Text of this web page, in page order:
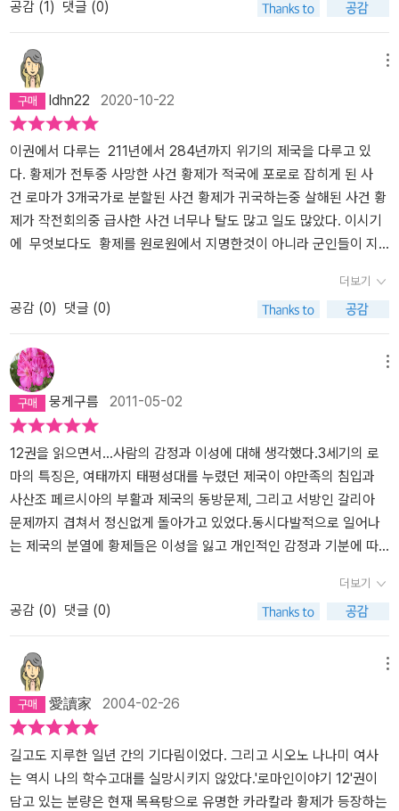
수 밖에 없었던 다른 요인이 있었다.시오노 나나미는 3세기의 위기는
로마인 본래의 사고나 방식으로 위기에 대처하지 못하고 눈 앞의 문
제를 처리하는 데 급급한 나머지 자신들의 본질까지 바꾸었기 때문에
심화된 것이라고 보았다. 하지만 저자의 견해를 그대로 받아들이기에
는 막연한 감도 없지 않다. 로마인 본래의 사고나 방식이 구체적으로
무엇인가? 본질이 바뀌었다면 왜 바뀌었을까? 또 시대나 주위 환경의
변화에 따라 그 본질을 바꾸거나 혹은 바꿀 수 밖에 없지 않았을까하
는 의문이 들었기 때문이다. 일단 그런 문제는 접어두고 전체적으로
봤을 때 3세기의 로마제국이 장기간의 위기에 빠진 것은 개별적으로
나타났다면 좀 더 수월하게 대처했을 수도 있는 문제가 복합적으로
나타났기 때문이 아닐까 하고 생각했다. 카라칼라 황제가 모든 속주
인한 화폐가치 절하와 같이 이전 상황으로 돌이킬 수 없는 문제들은
예외로 하고 말이다.흔히 로마의 쇠퇴와 연관짓게 되는 게르만 족의
침입은 당시에는 어제 오늘의 일만은 아니었다. 초대 황제 아우구스
투스 때에도 로마의 3개 군단이 전멸 당한 적이 있었을 정도로 게르
만 족은 제국 초창기 때부터 만만치 않은 상대였다. 저자가 언급한 게
르만 족 내부의 세력 통합이 게르만 족의 침입에 영향을 미쳤다는 견
해도 설득력이 있다. 하지만 '위기의 3세기' 속에서도 로마군은 게르
만 족과의 중요한 전투에서 여러차례 승리를 거두었다. 즉, 게르만 족
의 침입이 격화되어 이탈리아까지 위험에 빠질 정도로 심각하긴 했지
만 그들을 물리치지 못할 정도는 아니었던 것이다. 그러나 동쪽에서
비교적 얌전히 있던 파르티아 대신에 훨씬 공격적인 페르시아가 제국
에 침입했기 때문에 문제는 복잡해질 수 밖에 없었다. 북쪽과 동쪽이
역사에서 3세기는 이처럼 문제가 한꺼번에 나타났기 때문에 극복하
기 힘든 위기가 되었던 것이라고 볼 수 있다. 경제 불황 속에서의 전쟁
의 격화는 국방 위기와 함께 전비 증가로 인한 경제를 더욱 어렵게 만
들었고, 이로 인한 시민 생활 수준의 악화는 전염병 발생과 인구 감소
를 초래했다.(이것은 다시 경제와 국방의 문제를 야기시켰다) 게다가
정국불안에 내전, 기독교의 대두로 인한 사회 불안까지 더하면 유능
한 지도자라도 손을 쓰기 어려웠을 것이다.개인적으로 저자가 한 장
을 할애하여 서술한 기독교도 문제에 대한 분석은 이 책에서 눈여겨
볼 만 하다고 생각한다. 본문 392쪽에 저자가 밝힌 것처럼 시오노 나
나미는 종교를 인간과 사회의 측면에서 접근하여 객관성을 유지했기
교표다. 1, 2, 3세기 황제들의 재위 기간을 비교해 보면, 3세기의 어려
움이 그대로 드러난다. 정국의 혼란. 이것은 정말 어려운 문제다. 최근
에 부동산 문제가 잘 해결이 안 되는 것을 부동산 정책의 혼란이라고
말하기도 하는데, 이 당시 로마는 꾸준히 일관성있게 정치를 할 수 있
는 상태가 아니었던 것이다. 그래서 지은이가 본문의 제일 처음에 배
치한 것이겠지만... 지은이는 16쪽에서 3세기에 일어난 위기의 원인
을 지도층의 수준 저하, 야만족의 침입 격화, 경제력 쇠퇴, 기독교의
대두 등으로 말하고 있다. 그런데 이런 것들은 대부분 이미 로마 역사
에서 일어났던 위기였다. 하지만 3세기부터는 왜 극복하지 못하였을
까? 지은이는 정국 불안정을 가장 주된 요인으로 보았다. 물론 그러면
서 아까 말했던 평균 재위기간을 제시하고 있다. 그런데 재위 기간이
정이 안 되니, 제위 기간도 짧고, 그러니 더욱 불안정하고. 하지만 누
군가는 언젠가 이런 불안정을 마무리할 것으로 기대할 것이다. 아마
도 그 당시 황제들은 재위 시절에 한번쯤 내가 그런 사람이 아닐까 하
고 생각했을 것이다. 이것은 내가 13권을 빨리 읽어보고 싶은 동기를
유발하기도 했다. 도대체 이 혼란이 누구에 의해, 어떻게 일단 마무리
가 되는지 궁금했다. 그만큼 전체적으로 볼 때 12권은 짜증나는(?) 편
이었다. 이제는 나도 어느덧 시오노 나나미의 눈으로 로마를 보게 되
어서일까? 좀 다른 이야기지만, 73년간 22명의 황제가 등장한 것을
보면 평균 3년 정도 된다. 그런데 가만히 우리 경우를 생각해보니 우
리나라는 5년 담임제다. 정책이 제대로 구현되려면 5년이 너무 짧다
는 생각이 들었다. 꼭 그런 것은 아니지만 특히 오현제 시대를 보자면
네르바를 제외하면 평균 20년 정도를 황제로 근무했고, 이것은 정책
있기 마련인데, 특히 좋은 정책이 제대로 실행되기 위해서는 오랜 동
안 일관성을 지니는 것이 필수조건인 듯하다. 하지만 그렇다고 장기
독재가 바람직한 것은 아니지만.... 몇 가지만 남겨두고자 한다. p. 29
(내 정리) 오늘날과 달리, 고대에는 시민권이란 절대로 당연한 것이
아니다 -> 아테네조차도 ‘피’가 같지 않으면 시민권을 주지 않았다. 그
에 비하면 로마는 ‘공동체’에 공헌하면 인종과 민족의 구별 없이 시민
권을 주었다. 상당히 진보적이었다. 그러나 ‘안토니누스 칙령’은 로마
제국에 사는 모든 사람에게 로마 시민권을 준다. -> 로마 시민과 속주
민의 차별 철폐 -> 많은 연구자들은 별로 중요하게 생각지 않으나, 저
자는 이것을 로마 폐망의 한 원인으로 지목함. -> 기득권과 취득권,
공감 (1) 댓글 (0)
ldhn22 2020-10-22
이권에서 다루는 211년에서 284년까지 위기의 제국을 다루고 있
다. 황제가 전투중 사망한 사건 황제가 적국에 포로로 잡히게 된 사
건 로마가 3개국가로 분할된 사건 황제가 귀국하는중 살해된 사건 황
제가 작전회의중 급사한 사건 너무나 탈도 많고 일도 많았다. 이시기
에 무엇보다도 황제를 원로원에서 지명한것이 아니라 군인들이 지
위한 방어선이 완전히 무너져 로마 본토를 비롯하여 에게해를 통한
그리스까지 약탈당한 점 읽는 내내 안타까움이 앞선다. 13권 디오클
레티아누스와 콘스탄티누스의 마지막로마 제국의 지탱할려는 노력
이 어떻게 전개되는지 궁굼해 진다.
더보기
공감 (0) 댓글 (0)
뭉게구름 2011-05-02
12권을 읽으면서...사람의 감정과 이성에 대해 생각했다.3세기의 로
마의 특징은, 여태까지 태평성대를 누렸던 제국이 야만족의 침입과
사산조 페르시아의 부활과 제국의 동방문제, 그리고 서방인 갈리아
문제까지 겹쳐서 정신없게 돌아가고 있었다.동시다발적으로 일어나
는 제국의 분열에 황제들은 이성을 잃고 개인적인 감정과 기분에 따
고, 그런 황제들이 못마땅한 군부는 황제를 암살해버리는 시대였다.
그것은한마디로 로마를 이끌 지도자가 없다는 얘기였다.문과 무를 겸
비한 지도자가 아닌,군부의 구테타로 황제들이 일어나고 죽었다.몇몇
의 탁월한 황제가 있긴 했지만, 일이 조금 되어갈 기미가 보여도 군부
의 희생을 원치 않았던 군사들로 인해 죽음을 면치못했던 황제들... 그
리하여 로마는 멸망으로 가는 악순환의 고리를 끊을수가 없었다.작금
의 정치세태와 비교해가면서 읽어볼만 했다.이성적으로 조금씩의 양
보, 기다림, 이해가 아니라.... 서로 잘났다고 떠들기만 하는 그런 시
대.막상 그런 사람들을 그 자리에 올려놓으면.... 또 도토리 키재기인
그런 시대...동서양을 막론한 역사적 사실 중 하나는, 태평성대 이후에
더보기
공감 (0) 댓글 (0)
愛讀家 2004-02-26
길고도 지루한 일년 간의 기다림이었다. 그리고 시오노 나나미 여사
는 역시 나의 학수고대를 실망시키지 않았다.'로마인이야기 12'권이
담고 있는 분량은 현재 목욕탕으로 유명한 카라칼라 황제가 등장하는